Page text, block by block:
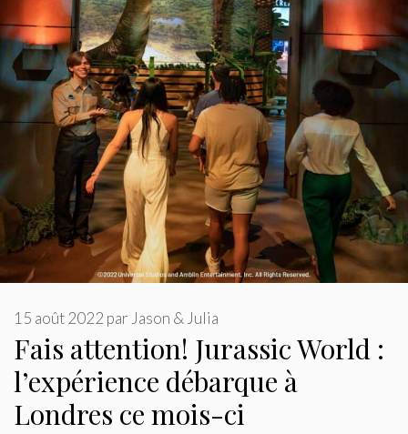
Fais attention! Jurassic World :
l’expérience débarque à
Londres ce mois-ci
15 août 2022 par Jason & Julia